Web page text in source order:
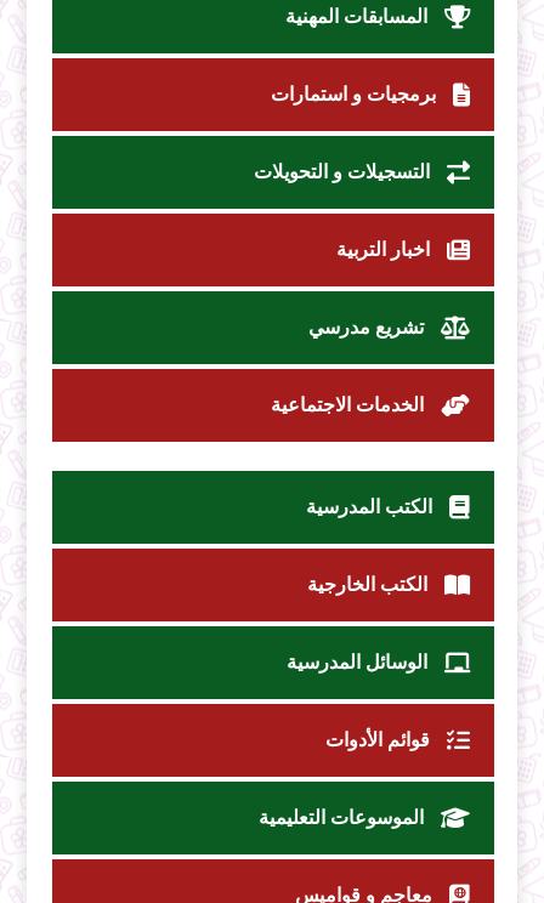
المسابقات المهنية
برمجيات و استمارات
التسجيلات و التحويلات
اخبار التربية
تشريع مدرسي
الخدمات الاجتماعية
الكتب المدرسية
الكتب الخارجية
الوسائل المدرسية
قوائم الأدوات
الموسوعات التعليمية
معاجم و قواميس